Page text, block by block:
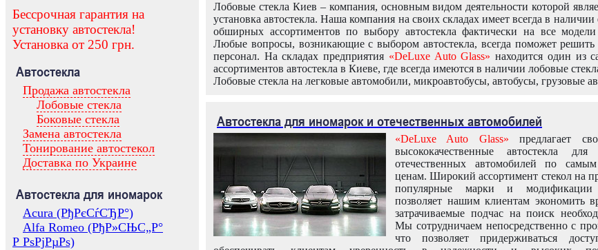
Бессрочная гарантия на
установку автостекла!
Установка от 250 грн.
Автостекла
Продажа автостекла
Лобовые стекла
Боковые стекла
Замена автостекла
Тонирование автостекол
Доставка по Украине
Автостекла для иномарок
Acura (РђРєСѓСЂР°)
Alfa Romeo (РђР»СЊС„Р°
Р РѕРјРµРѕ)
Лобовые стекла Киев – компания, основным видом деятельности которой
установка автостекла. Наша компания на своих складах имеет всегда в
обширных ассортиментов по выбору автостекла фактически на все модели
Любые вопросы, возникающие с выбором автостекла, всегда поможет
персонал. На складах предприятия «DeLuxe Auto Glass» находится один из
ассортиментов автостекла в Киеве, где всегда имеются в наличии лобовые
Лобовые стекла на легковые автомобили, микроавтобусы, автобусы, грузовые
Автостекла для иномарок и отечественных автомобилей
«DeLuxe Auto Glass» предлагает
высококачественные автостекла
отечественных автомобилей по
ценам. Широкий ассортимент стекол на
популярные марки и модификации
позволяет нашим клиентам экономить
затрачиваемые подчас на поиск
Мы сотрудничаем непосредственно с
что позволяет придерживаться